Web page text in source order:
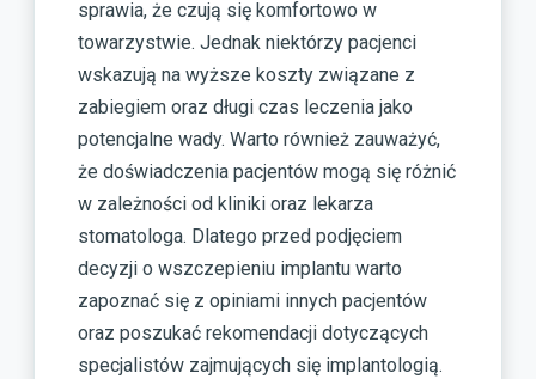
sprawia, że czują się komfortowo w
towarzystwie. Jednak niektórzy pacjenci
wskazują na wyższe koszty związane z
zabiegiem oraz długi czas leczenia jako
potencjalne wady. Warto również zauważyć,
że doświadczenia pacjentów mogą się różnić
w zależności od kliniki oraz lekarza
stomatologa. Dlatego przed podjęciem
decyzji o wszczepieniu implantu warto
zapoznać się z opiniami innych pacjentów
oraz poszukać rekomendacji dotyczących
specjalistów zajmujących się implantologią.